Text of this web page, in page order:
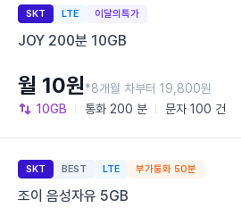
SKT LTE 이달의특가
JOY 200분 10GB
10GB 통화 200 분 문자 100 건
월 10원*8개월 차부터 19,800원
SKT BEST LTE 부가통화 50분
조이 음성자유 5GB